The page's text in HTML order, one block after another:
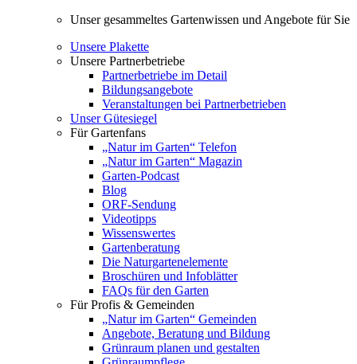
Unser gesammeltes Gartenwissen und Angebote für Sie
Unsere Plakette
Unsere Partnerbetriebe
Partnerbetriebe im Detail
Bildungsangebote
Veranstaltungen bei Partnerbetrieben
Unser Gütesiegel
Für Gartenfans
„Natur im Garten“ Telefon
„Natur im Garten“ Magazin
Garten-Podcast
Blog
ORF-Sendung
Videotipps
Wissenswertes
Gartenberatung
Die Naturgartenelemente
Broschüren und Infoblätter
FAQs für den Garten
Für Profis & Gemeinden
„Natur im Garten“ Gemeinden
Angebote, Beratung und Bildung
Grünraum planen und gestalten